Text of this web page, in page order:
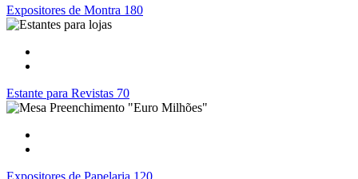
Expositores de Montra 180
Estante para Revistas 70
Expositores de Papelaria 120